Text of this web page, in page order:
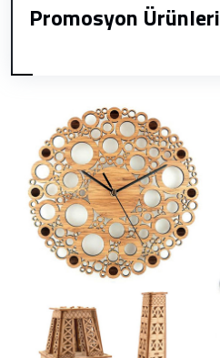
Promosyon Ürünleri